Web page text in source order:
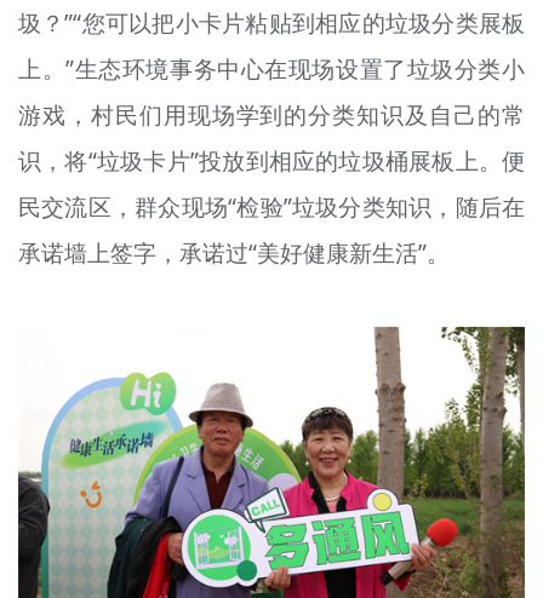
圾？”“您可以把小卡片粘贴到相应的垃圾分类展板
上。”生态环境事务中心在现场设置了垃圾分类小
游戏，村民们用现场学到的分类知识及自己的常
识，将“垃圾卡片”投放到相应的垃圾桶展板上。便
民交流区，群众现场“检验”垃圾分类知识，随后在
承诺墙上签字，承诺过“美好健康新生活”。